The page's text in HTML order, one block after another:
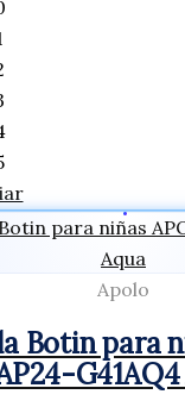
Apolo
Botin para